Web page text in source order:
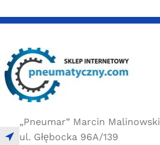
„Pneumar” Marcin Malinowski
ul. Głębocka 96A/139